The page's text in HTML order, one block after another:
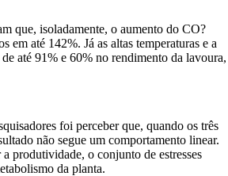
que, isoladamente, o aumento do CO?
em até 142%. Já as altas temperaturas e a
até 91% e 60% no rendimento da lavoura,
foi perceber que, quando os três
não segue um comportamento linear.
produtividade, o conjunto de estresses
da planta.